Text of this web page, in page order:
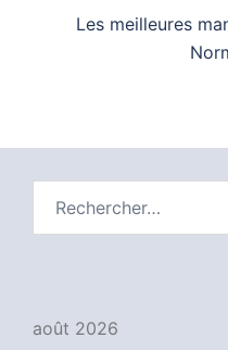
Les meilleures
août 2026